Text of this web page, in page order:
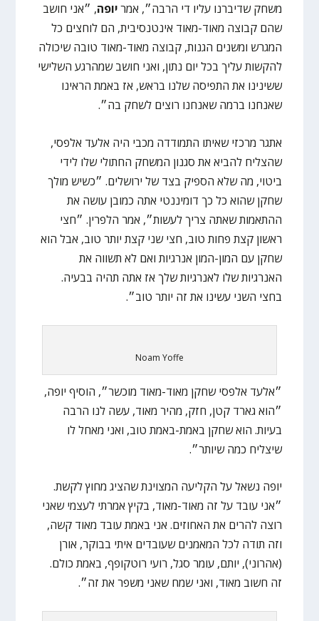
משחק שדיברנו עליו די הרבה״, אמריופה, ״אני חושב
שהם קבוצה מאוד-מאוד אינטנסיבית, הם לוחצים כל
המגרש ומשנים הגנות, קבוצה מאוד-מאוד טובה שיכולה
להקשות עליך בכל יום נתון, ואני חושב שמהרגע השלישי
ששינינו את התפיסה שלנו בראש, אז באמת הראינו
שאנחנו ברמה שאנחנו רוצים לשחק בה״.
אתגר מרכזי שאיתו התמודדה מכבי היה אלעד אלפסי,
שהצליח להביא את סגנון המשחק החתולי שלו לידי
ביטוי, מה שלא הספיק בצד של ירושלים. ״כשיש מולך
שחקן שהוא כל כך דומיננטי אתה כמובן עושה את
ההתאמות שאתה צריך לעשות״, אמר הלפרין. ״חצי
ראשון קצת פחות טוב, חצי שני קצת יותר טוב, אבל הוא
שחקן עם המון-המון אנרגיות ואם לא תשווה את
האנרגיות שלו לאנרגיות שלך אז אתה תהיה בבעיה.
בחצי השני עשינו את זה יותר טוב״.
Noam Yoffe
״אלעד אלפסי שחקן מאוד-מאוד מוכשר״, הוסיף יופה,
״הוא גארד קטן, חזק, מהיר מאוד, עשה לנו הרבה
בעיות. הוא שחקן באמת-באמת טוב, ואני מאחל לו
שיצליח כמה שיותר״.
יופה נשאל על הקליעה המצוינת שהציג מחוץ לקשת.
״אני עובד על זה מאוד-מאוד, בקיץ אמרתי לעצמי שאני
רוצה להרים את האחוזים. אני באמת עובד מאוד קשה,
וזה תודה לכל המאמנים שעובדים איתי בבוקר, אורן
(אהרוני), יותם, עומר סגל, רועי רוטקופף, באמת כולם.
זה חשוב מאוד, ואני שמח שאני משפר את זה״.